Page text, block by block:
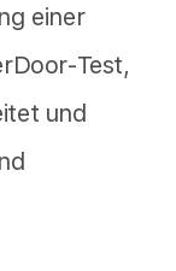
einer
Test,
und